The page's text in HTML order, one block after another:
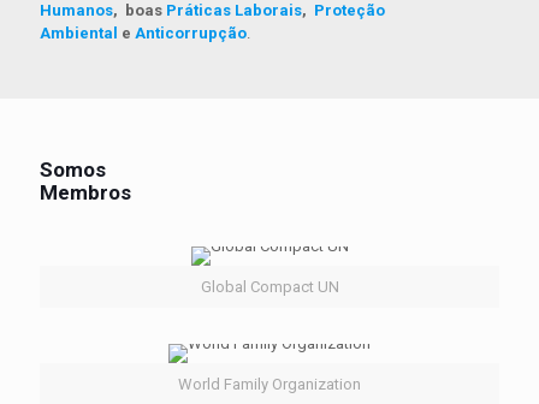
Humanos, boas Práticas Laborais, Proteção
Ambiental e Anticorrupção.
Somos
Membros
Global Compact UN
World Family Organization